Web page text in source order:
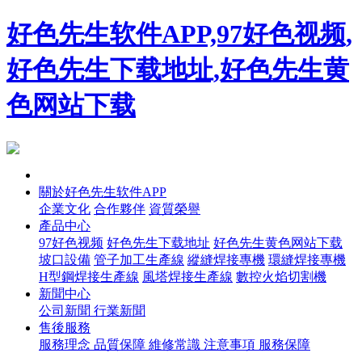
好色先生软件APP,97好色视频,
好色先生下载地址,好色先生黄
色网站下载
關於好色先生软件APP
企業文化 合作夥伴 資質榮譽
產品中心
97好色视频 好色先生下载地址 好色先生黄色网站下载
坡口設備 管子加工生產線 縱縫焊接專機 環縫焊接專機
H型鋼焊接生產線 風塔焊接生產線 數控火焰切割機
新聞中心
公司新聞 行業新聞
售後服務
服務理念 品質保障 維修常識 注意事項 服務保障